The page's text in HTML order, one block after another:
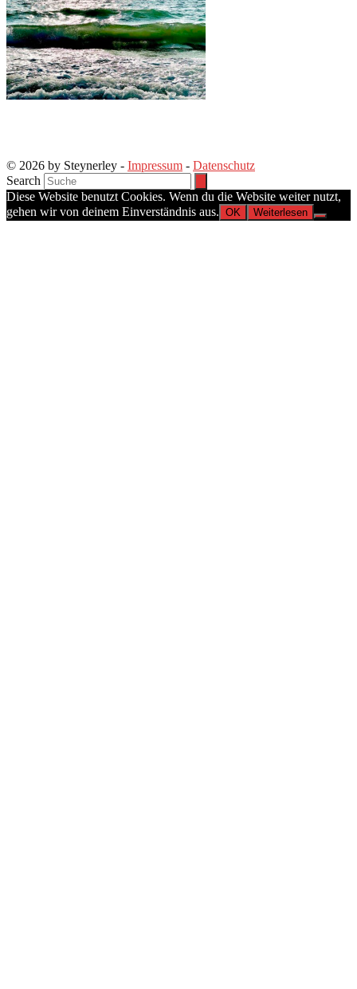
© 2026 by Steynerley - Impressum - Datenschutz
Search
Diese Website benutzt Cookies. Wenn du die Website weiter nutzt,
gehen wir von deinem Einverständnis aus. OK Weiterlesen